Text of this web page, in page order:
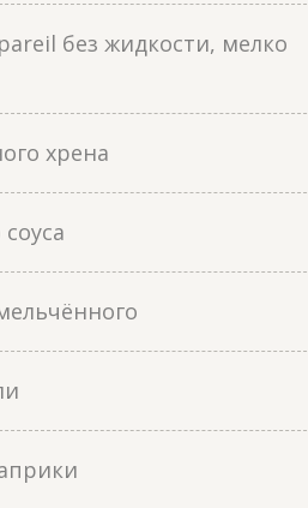
без жидкости, мелко
хрена